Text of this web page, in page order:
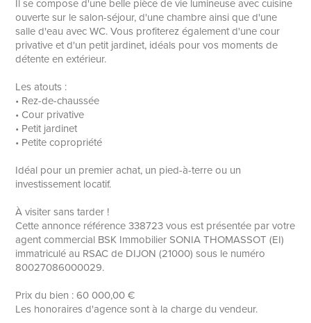
Il se compose d'une belle pièce de vie lumineuse avec cuisine
ouverte sur le salon-séjour, d'une chambre ainsi que d'une
salle d'eau avec WC. Vous profiterez également d'une cour
privative et d'un petit jardinet, idéals pour vos moments de
détente en extérieur.
Les atouts :
• Rez-de-chaussée
• Cour privative
• Petit jardinet
• Petite copropriété
Idéal pour un premier achat, un pied-à-terre ou un
investissement locatif.
À visiter sans tarder !
Cette annonce référence 338723 vous est présentée par votre
agent commercial BSK Immobilier SONIA THOMASSOT (EI)
immatriculé au RSAC de DIJON (21000) sous le numéro
80027086000029.
Prix du bien : 60 000,00 €
Les honoraires d'agence sont à la charge du vendeur.